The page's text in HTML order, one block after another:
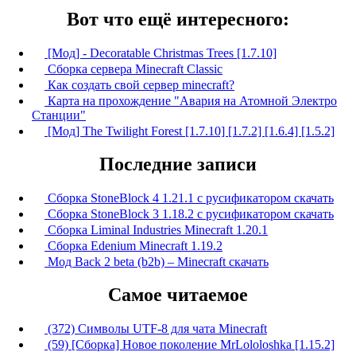
Вот что ещё интересного:
[Мод] - Decoratable Christmas Trees [1.7.10]
Сборка сервера Minecraft Classic
Как создать свой сервер minecraft?
Карта на прохождение "Авария на Атомной Электро
Станции"
[Мод] The Twilight Forest [1.7.10] [1.7.2] [1.6.4] [1.5.2]
Последние записи
Сборка StoneBlock 4 1.21.1 с русификатором скачать
Сборка StoneBlock 3 1.18.2 с русификатором скачать
Сборка Liminal Industries Minecraft 1.20.1
Сборка Edenium Minecraft 1.19.2
Мод Back 2 beta (b2b) – Minecraft скачать
Самое читаемое
(372) Символы UTF-8 для чата Minecraft
(59) [Сборка] Новое поколение MrLololoshka [1.15.2]